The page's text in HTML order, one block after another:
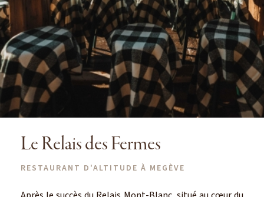
Le Relais des Fermes
RESTAURANT D'ALTITUDE À MEGÈVE